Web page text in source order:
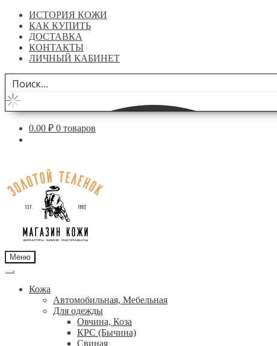
ИСТОРИЯ КОЖИ
КАК КУПИТЬ
ДОСТАВКА
КОНТАКТЫ
ЛИЧНЫЙ КАБИНЕТ
0.00 ₽ 0 товаров
навигации
содержимому
Меню
Кожа
Автомобильная, Мебельная
Для одежды
Овчина, Коза
КРС (Бычина)
Свиная